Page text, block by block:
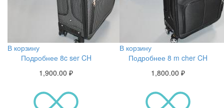
В корзину
Подробнее 8c ser CH
1,900.00 ₽
В корзину
Подробнее 8 m cher CH
1,800.00 ₽